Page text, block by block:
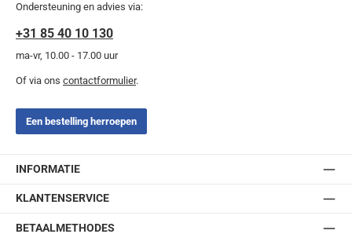
Ondersteuning en advies via:
+31 85 40 10 130
ma-vr, 10.00 - 17.00 uur
Of via ons contactformulier.
Een bestelling herroepen
INFORMATIE
KLANTENSERVICE
BETAALMETHODES